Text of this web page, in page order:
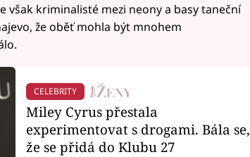
však kriminalisté mezi neony a basy taneční
že oběť mohla být mnohem
CELEBRITY
Miley Cyrus přestala
experimentovat s drogami. Bála se,
že se přidá do Klubu 27